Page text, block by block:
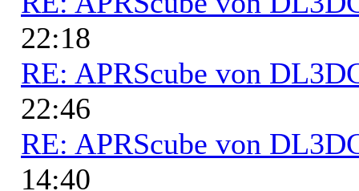
22:18
RE: APRScube von
22:46
RE: APRScube von
14:40